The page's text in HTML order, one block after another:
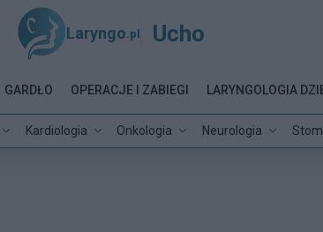
Laryngo .pl Ucho
Kardiologia Onkologia Neurologia
GARDŁO OPERACJE I ZABIEGI LARYNGOLOGIA